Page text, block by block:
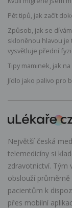
Pět tipů, jak začít
Způsob, jak se
skloněnou hlavou je
vysvětluje přední
Tipy maminek, jak
Jídlo jako palivo pro
Největší česká
telemedicíny si
zdravotnictví. Tým
obslouží
pacientům k
přes mobilní